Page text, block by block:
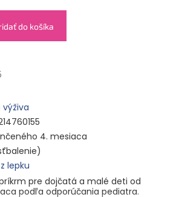
do košíka
výživa
4. mesiaca
lepku
pre dojčatá a malé deti od
podľa odporúčania pediatra.